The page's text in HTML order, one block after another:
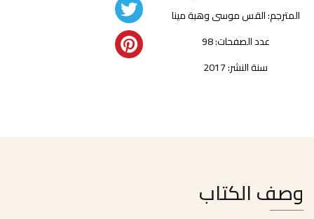
المترجم:القس موسى وهبة مينا
عدد الصفحات: 98
سنة النشر: 2017
وصف الكتاب